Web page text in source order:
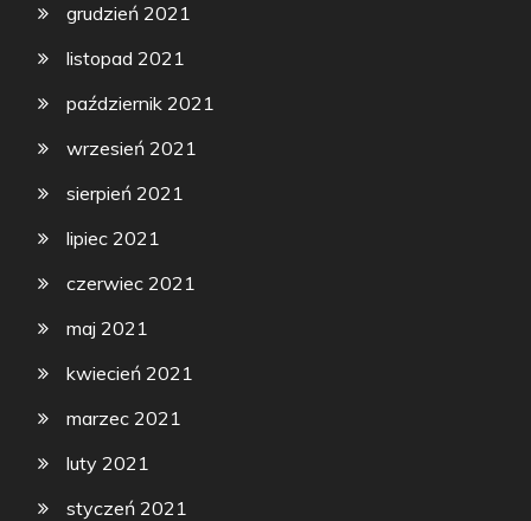
grudzień 2021
listopad 2021
październik 2021
wrzesień 2021
sierpień 2021
lipiec 2021
czerwiec 2021
maj 2021
kwiecień 2021
marzec 2021
luty 2021
styczeń 2021